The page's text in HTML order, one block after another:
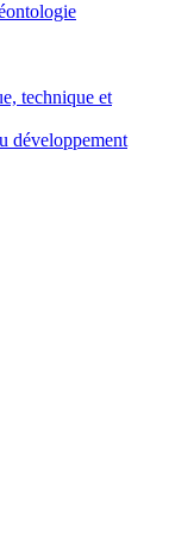
technique et
développement